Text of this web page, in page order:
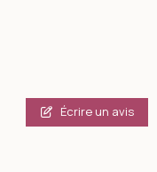
Écrire un avis